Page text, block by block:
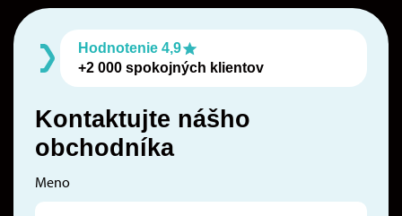
Hodnotenie 4,9
+2 000 spokojných klientov
Kontaktujte nášho
obchodníka
Meno